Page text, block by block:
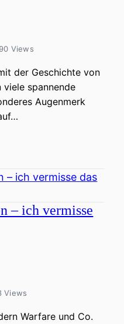
Views
der Geschichte von
spannende
Augenmerk
– ich vermisse
Views
Warfare und Co.